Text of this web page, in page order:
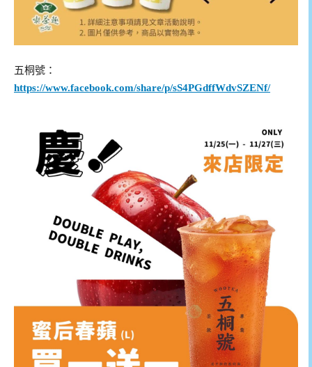
五桐號：
https://www.facebook.com/share/p/sS4PGdffWdvSZENf/